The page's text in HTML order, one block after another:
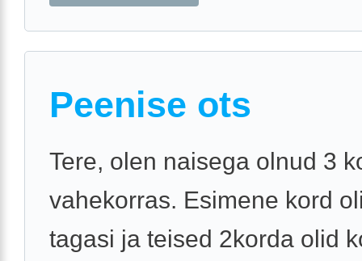
Peenise ots
Tere, olen naisega olnud 3
vahekorras. Esimene kord
tagasi ja teised 2korda olid